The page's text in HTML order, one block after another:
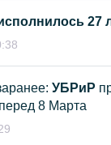
27
УБРиР
8 Марта